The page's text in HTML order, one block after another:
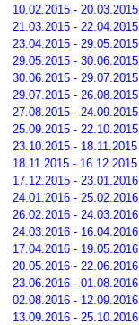
10.02.2015 - 20.03.2015
21.03.2015 - 22.04.2015
23.04.2015 - 29.05.2015
29.05.2015 - 30.06.2015
30.06.2015 - 29.07.2015
29.07.2015 - 26.08.2015
27.08.2015 - 24.09.2015
25.09.2015 - 22.10.2015
23.10.2015 - 18.11.2015
18.11.2015 - 16.12.2015
17.12.2015 - 23.01.2016
24.01.2016 - 25.02.2016
26.02.2016 - 24.03.2016
24.03.2016 - 16.04.2016
17.04.2016 - 19.05.2016
20.05.2016 - 22.06.2016
23.06.2016 - 01.08.2016
02.08.2016 - 12.09.2016
13.09.2016 - 25.10.2016